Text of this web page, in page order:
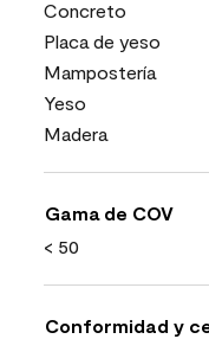
Concreto
Placa de yeso
Mampostería
Yeso
Madera
Gama de COV
< 50
Conformidad y